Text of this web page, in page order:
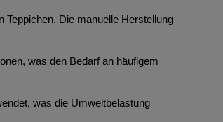
Teppichen. Die manuelle Herstellung
was den Bedarf an häufigem
was die Umweltbelastung